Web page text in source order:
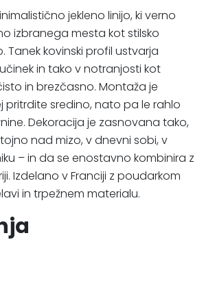
jekleno linijo, ki verno
izbranega mesta kot stilsko
Tanek kovinski profil ustvarja
in tako v notranjosti kot
in brezčasno. Montaža je
pritrdite sredino, nato pa le rahlo
Dekoracija je zasnovana tako,
nad mizo, v dnevni sobi, v
– in da se enostavno kombinira z
Izdelano v Franciji z poudarkom
in trpežnem materialu.